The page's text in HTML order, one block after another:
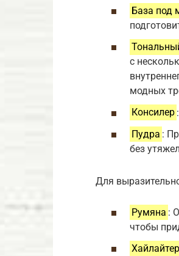
База под
с
модных
Консилер
Пудра :
без
Для
Румяна :
чтобы
Хайлайтер